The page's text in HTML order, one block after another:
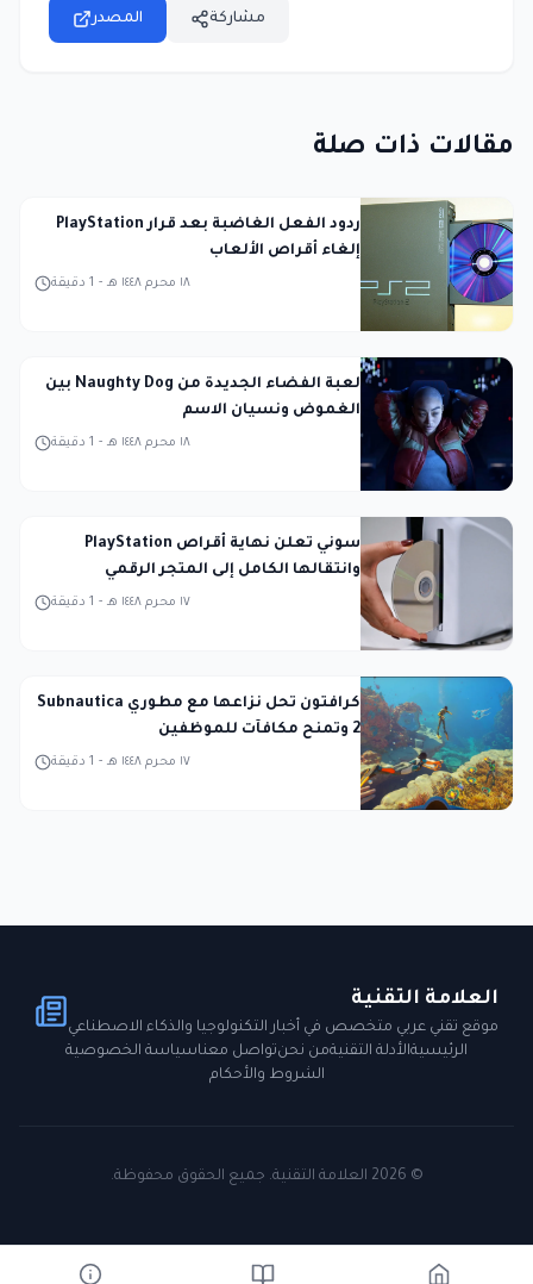
المصدر مشاركة
مقالات ذات صلة
ردود الفعل الغاضبة بعد قرار PlayStation
إلغاء أقراص الألعاب
1 دقيقة - ١٨ محرم ١٤٤٨ هـ
لعبة الفضاء الجديدة من Naughty Dog بين
الغموض ونسيان الاسم
1 دقيقة - ١٨ محرم ١٤٤٨ هـ
سوني تعلن نهاية أقراص PlayStation
وانتقالها الكامل إلى المتجر الرقمي
1 دقيقة - ١٧ محرم ١٤٤٨ هـ
كرافتون تحل نزاعها مع مطوري Subnautica
2 وتمنح مكافآت للموظفين
1 دقيقة - ١٧ محرم ١٤٤٨ هـ
العلامة التقنية
موقع تقني عربي متخصص في أخبار التكنولوجيا والذكاء الاصطناعي
الرئيسيةالأدلة التقنيةمن نحنتواصل معناسياسة الخصوصية
الشروط والأحكام
©
2026 العلامة التقنية. جميع الحقوق محفوظة.